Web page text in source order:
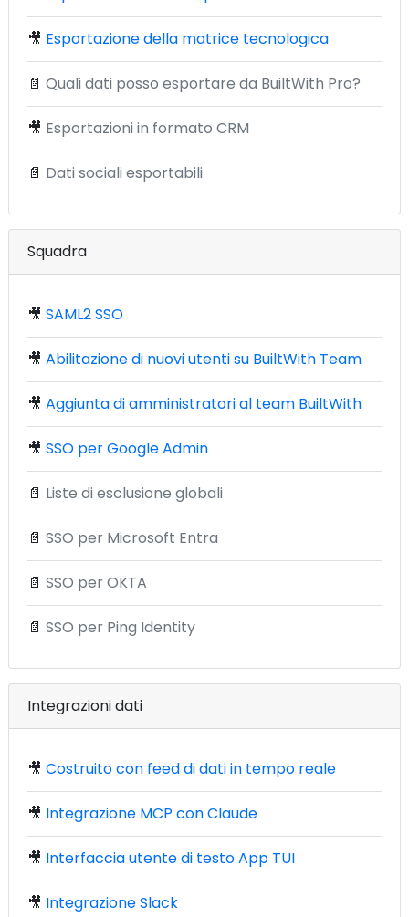
🎥 Esportazione della matrice tecnologica
📄 Quali dati posso esportare da BuiltWith Pro?
🎥 Esportazioni in formato CRM
📄 Dati sociali esportabili
Squadra
🎥 SAML2 SSO
🎥 Abilitazione di nuovi utenti su BuiltWith Team
🎥 Aggiunta di amministratori al team BuiltWith
🎥 SSO per Google Admin
📄 Liste di esclusione globali
📄 SSO per Microsoft Entra
📄 SSO per OKTA
📄 SSO per Ping Identity
Integrazioni dati
🎥 Costruito con feed di dati in tempo reale
🎥 Integrazione MCP con Claude
🎥 Interfaccia utente di testo App TUI
🎥 Integrazione Slack